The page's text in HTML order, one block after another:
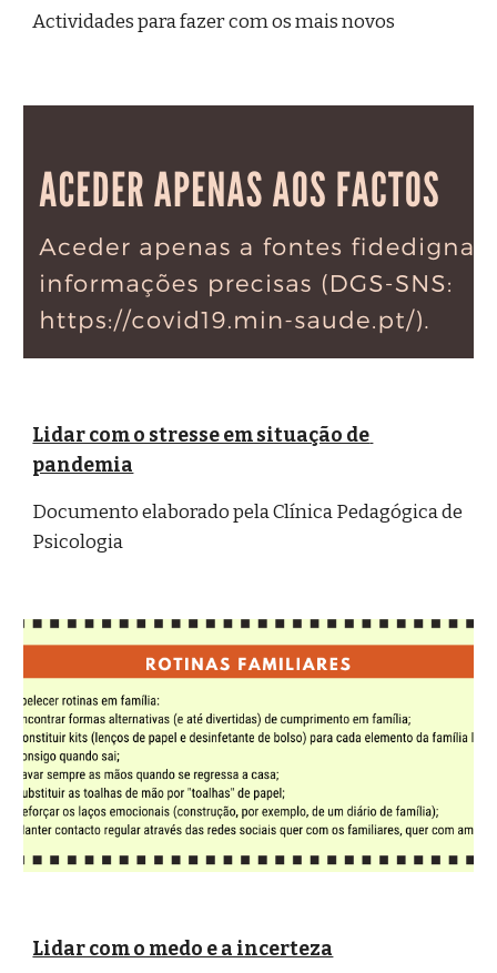
Actividades para fazer com os mais novos
Lidar com o stresse em situação de
pandemia
Documento elaborado pela Clínica Pedagógica de
Psicologia
Lidar com o medo e a incerteza